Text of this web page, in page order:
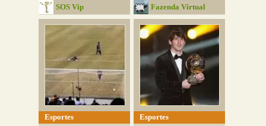
SOS Vip
Fazenda Virtual
Esportes
Esportes